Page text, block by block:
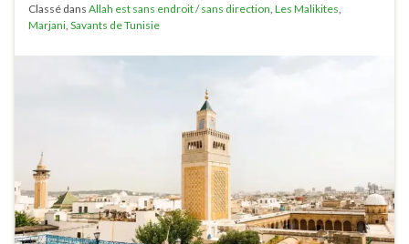
Classé dans Allah est sans endroit / sans direction Les Malikites
Marjani Savants de Tunisie